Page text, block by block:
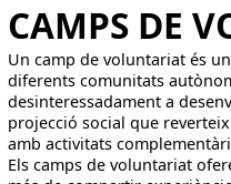
CAMPS DE
Un camp de voluntariat és
diferents comunitats
desinteressadament a
projecció social que
amb activitats
Els camps de voluntariat